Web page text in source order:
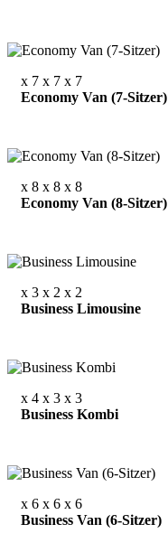
x 7 x 7 x 7
Economy Van (7-Sitzer)
x 8 x 8 x 8
Economy Van (8-Sitzer)
x 3 x 2 x 2
Business Limousine
x 4 x 3 x 3
Business Kombi
x 6 x 6 x 6
Business Van (6-Sitzer)